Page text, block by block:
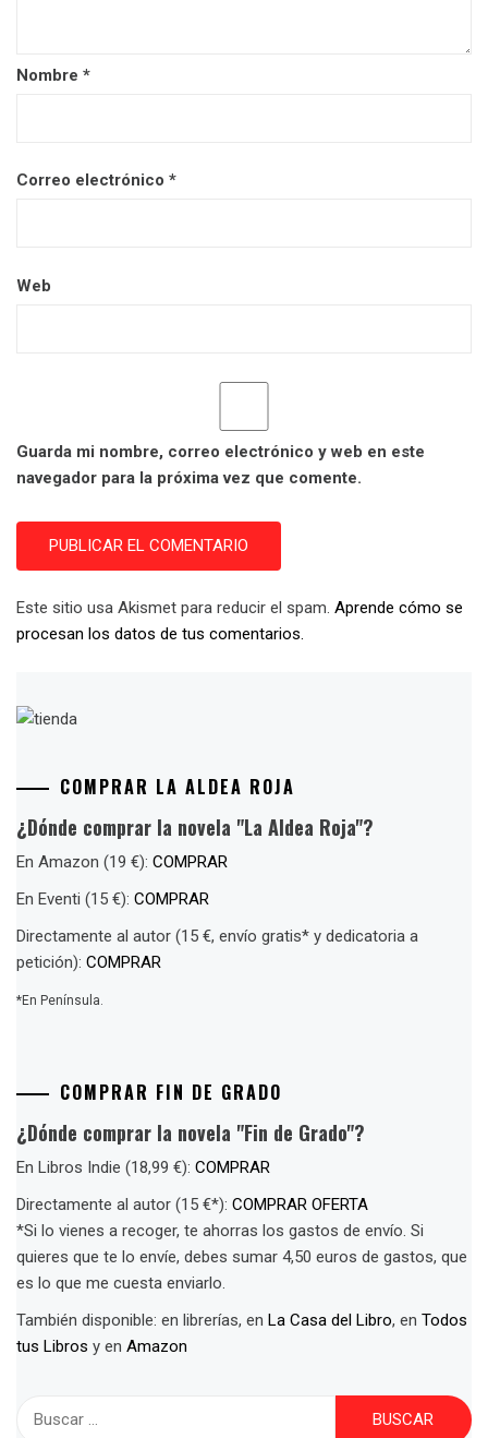
Nombre *
Correo electrónico *
Web
Guarda mi nombre, correo electrónico y web en este
navegador para la próxima vez que comente.
Este sitio usa Akismet para reducir el spam. Aprende cómo se
procesan los datos de tus comentarios.
COMPRAR LA ALDEA ROJA
¿Dónde comprar la novela "La Aldea Roja"?
En Amazon (19 €): COMPRAR
En Eventi (15 €): COMPRAR
Directamente al autor (15 €, envío gratis* y dedicatoria a
petición): COMPRAR
*En Península.
COMPRAR FIN DE GRADO
¿Dónde comprar la novela "Fin de Grado"?
En Libros Indie (18,99 €): COMPRAR
Directamente al autor (15 €*): COMPRAR OFERTA
*Si lo vienes a recoger, te ahorras los gastos de envío. Si
quieres que te lo envíe, debes sumar 4,50 euros de gastos, que
es lo que me cuesta enviarlo.
También disponible: en librerías, en La Casa del Libro, en Todos
tus Libros y en Amazon